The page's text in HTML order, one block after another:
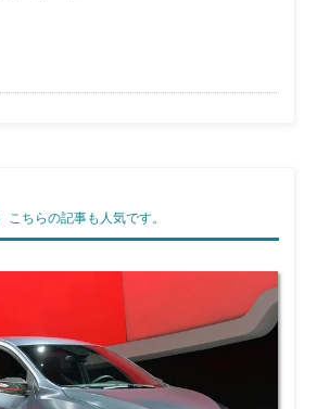
こちらの記事も人気です。